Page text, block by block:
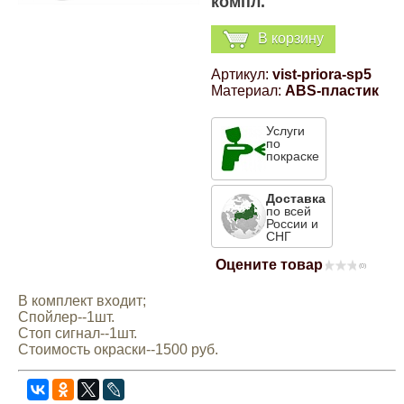
В корзину
Артикул: vist-priora-sp5
Материал: ABS-пластик
Услуги
по
покраске
Доставка
по всей
России и
СНГ
Оцените товар (0)
В комплект входит;
Спойлер--1шт.
Стоп сигнал--1шт.
Стоимость окраски--1500 руб.
Компрессионные фитинги Poliext
Mazda
Mercedes-Benz
Эмали универсальные акриловые
Магнитные панели на холодильник